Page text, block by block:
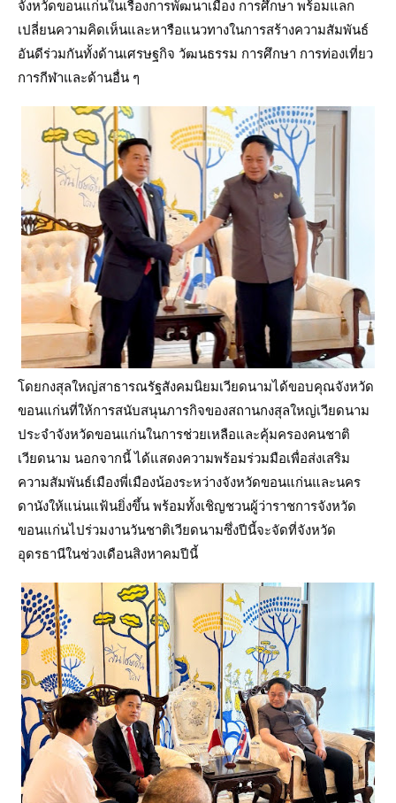
จังหวัดขอนแก่นในเรื่องการพัฒนาเมือง การศึกษา พร้อมแลก
เปลี่ยนความคิดเห็นและหารือแนวทางในการสร้างความสัมพันธ์
อันดีร่วมกันทั้งด้านเศรษฐกิจ วัฒนธรรม การศึกษา การท่องเที่ยว
การกีฬาและด้านอื่น ๆ
โดยกงสุลใหญ่สาธารณรัฐสังคมนิยมเวียดนามได้ขอบคุณจังหวัด
ขอนแก่นที่ให้การสนับสนุนภารกิจของสถานกงสุลใหญ่เวียดนาม
ประจำจังหวัดขอนแก่นในการช่วยเหลือและคุ้มครองคนชาติ
เวียดนาม นอกจากนี้ ได้แสดงความพร้อมร่วมมือเพื่อส่งเสริม
ความสัมพันธ์เมืองพี่เมืองน้องระหว่างจังหวัดขอนแก่นและนคร
ดานังให้แน่นแฟ้นยิ่งขึ้น พร้อมทั้งเชิญชวนผู้ว่าราชการจังหวัด
ขอนแก่นไปร่วมงานวันชาติเวียดนามซึ่งปีนี้จะจัดที่จังหวัด
อุดรธานีในช่วงเดือนสิงหาคมปีนี้